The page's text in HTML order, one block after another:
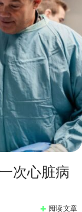
次心脏病
阅读文章